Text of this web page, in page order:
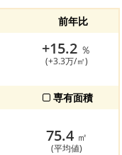
前年比
+15.2 ％
(+3.3万/㎡)
専有面積
75.4 ㎡
(平均値)